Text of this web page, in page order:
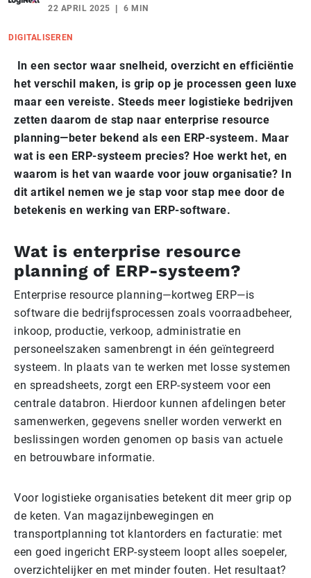
22 APRIL 2025 6 MIN
DIGITALISEREN
In een sector waar snelheid, overzicht en efficiëntie
het verschil maken, is grip op je processen geen luxe
maar een vereiste. Steeds meer logistieke bedrijven
zetten daarom de stap naar enterprise resource
planning—beter bekend als een ERP-systeem. Maar
wat is een ERP-systeem precies? Hoe werkt het, en
waarom is het van waarde voor jouw organisatie? In
dit artikel nemen we je stap voor stap mee door de
betekenis en werking van ERP-software.
Wat is enterprise resource
planning of ERP-systeem?
Enterprise resource planning—kortweg ERP—is
software die bedrijfsprocessen zoals voorraadbeheer,
inkoop, productie, verkoop, administratie en
personeelszaken samenbrengt in één geïntegreerd
systeem. In plaats van te werken met losse systemen
en spreadsheets, zorgt een ERP-systeem voor een
centrale databron. Hierdoor kunnen afdelingen beter
samenwerken, gegevens sneller worden verwerkt en
beslissingen worden genomen op basis van actuele
en betrouwbare informatie.
Voor logistieke organisaties betekent dit meer grip op
de keten. Van magazijnbewegingen en
transportplanning tot klantorders en facturatie: met
een goed ingericht ERP-systeem loopt alles soepeler,
overzichtelijker en met minder fouten. Het resultaat?